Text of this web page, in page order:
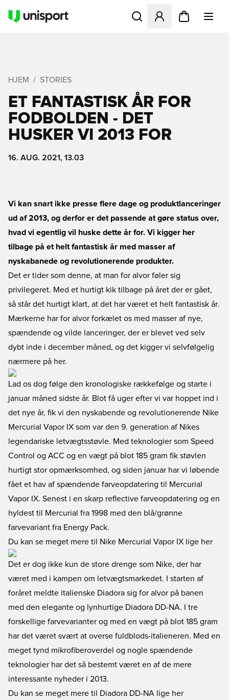
Åbner en Modal til at
HJEM STORIES
ET FANTASTISK ÅR FOR
FODBOLDEN - DET
HUSKER VI 2013 FOR
16. AUG. 2021, 13.03
Vi kan snart ikke presse flere dage og produktlanceringer
ud af 2013, og derfor er det passende at gøre status over,
hvad vi egentlig vil huske dette år for. Vi kigger her
tilbage på et helt fantastisk år med masser af
nyskabanede og revolutionerende produkter.
Det er tider som denne, at man for alvor føler sig
privilegeret. Med et hurtigt kik tilbage på året der er gået,
så står det hurtigt klart, at det har været et helt fantastisk år.
Mærkerne har for alvor forkælet os med masser af nye,
spændende og vilde lanceringer, der er blevet ved selv
dybt inde i december måned, og det kigger vi selvfølgelig
nærmere på her.
Lad os dog følge den kronologiske rækkefølge og starte i
januar måned sidste år. Blot få uger efter vi var hoppet ind i
det nye år, fik vi den nyskabende og revolutionerende Nike
Mercurial Vapor IX som var den 9. generation af Nikes
legendariske letvægtsstøvle. Med teknologier som Speed
Control og ACC og en vægt på blot 185 gram fik støvlen
hurtigt stor opmærksomhed, og siden januar har vi løbende
fået et hav af spændende farveopdatering til Mercurial
Vapor IX. Senest i en skarp reflective farveopdatering og en
hyldest til Mercurial fra 1998 med den blå/grønne
farvevariant fra Energy Pack.
Du kan se meget mere til Nike Mercurial Vapor IX lige her
Det er dog ikke kun de store drenge som Nike, der har
været med i kampen om letvægtsmarkedet. I starten af
foråret meldte italienske Diadora sig for alvor på banen
med den elegante og lynhurtige Diadora DD-NA. I tre
forskellige farvevarianter og med en vægt på blot 185 gram
har det været svært at overse fuldblods-italieneren. Med en
meget tynd mikrofiberoverdel og nogle spændende
teknologier har det så bestemt været en af de mere
interessante nyheder i 2013.
Du kan se meget mere til Diadora DD-NA lige her